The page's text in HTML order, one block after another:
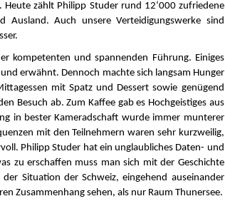
zählt Philipp Studer rund 12‘000 zufriedene
Auch unsere Verteidigungswerke sind
kompetenten und spannenden Führung. Einiges
erwähnt. Dennoch machte sich langsam Hunger
mit Spatz und Dessert sowie genügend
Besuch ab. Zum Kaffee gab es Hochgeistiges aus
in bester Kameradschaft wurde immer munterer
mit den Teilnehmern waren sehr kurzweilig,
Philipp Studer hat ein unglaubliches Daten- und
zu erschaffen muss man sich mit der Geschichte
Situation der Schweiz, eingehend auseinander
Zusammenhang sehen, als nur Raum Thunersee.